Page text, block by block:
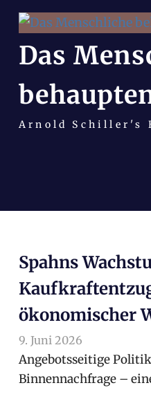
springen
Das
Arnold Schiller's
Spahns
ökonomischer
9. Juni 2026
Angebotsseitige
Binnennachfrage –